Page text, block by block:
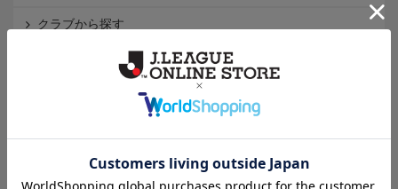
クラブから探す
Ｊ2
インフォメーション